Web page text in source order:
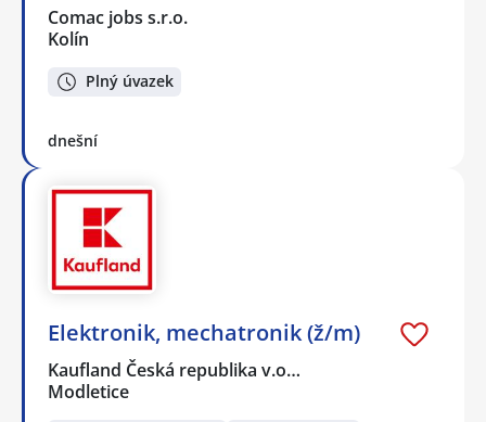
Comac jobs s.r.o.
Kolín
Plný úvazek
dnešní
Elektronik, mechatronik (ž/m)
Kaufland Česká republika v.o…
Modletice